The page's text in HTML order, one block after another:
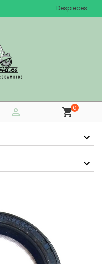
Despieces
 shopping_cart0